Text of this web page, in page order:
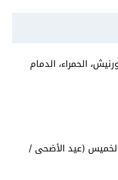
طريق الكورنيش، الحمراء، الدمام
(عيد الأضحى /